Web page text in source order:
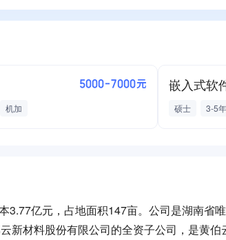
5000-7000元
机加 硕士 3-5年
3.77亿元，占地面积147亩。公司是湖南省
新材料股份有限公司的全资子公司，是黄伯